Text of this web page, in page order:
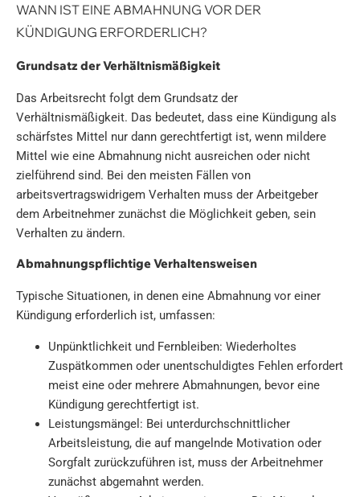
WANN IST EINE ABMAHNUNG VOR DER
KÜNDIGUNG ERFORDERLICH?
Grundsatz der Verhältnismäßigkeit
Das Arbeitsrecht folgt dem Grundsatz der
Verhältnismäßigkeit. Das bedeutet, dass eine Kündigung als
schärfstes Mittel nur dann gerechtfertigt ist, wenn mildere
Mittel wie eine Abmahnung nicht ausreichen oder nicht
zielführend sind. Bei den meisten Fällen von
arbeitsvertragswidrigem Verhalten muss der Arbeitgeber
dem Arbeitnehmer zunächst die Möglichkeit geben, sein
Verhalten zu ändern.
Abmahnungspflichtige Verhaltensweisen
Typische Situationen, in denen eine Abmahnung vor einer
Kündigung erforderlich ist, umfassen:
Unpünktlichkeit und Fernbleiben: Wiederholtes
Zuspätkommen oder unentschuldigtes Fehlen erfordert
meist eine oder mehrere Abmahnungen, bevor eine
Kündigung gerechtfertigt ist.
Leistungsmängel: Bei unterdurchschnittlicher
Arbeitsleistung, die auf mangelnde Motivation oder
Sorgfalt zurückzuführen ist, muss der Arbeitnehmer
zunächst abgemahnt werden.